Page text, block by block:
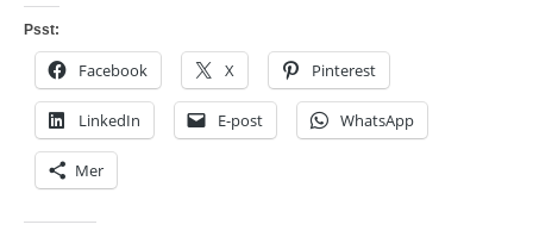
Psst:
Facebook X Pinterest
LinkedIn E-post WhatsApp
Mer